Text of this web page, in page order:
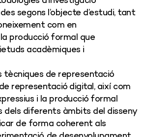
segons l’objecte d’estudi, tant
com en
producció formal que
acadèmiques i
tècniques de representació
representació digital, així com
i la producció formal
dels diferents àmbits del disseny
de forma coherent als